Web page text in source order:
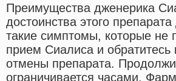
Преимущества дженерика
достоинства этого
такие симптомы, которые не
прием Сиалиса и
отмены препарата.
ограничивается часами.